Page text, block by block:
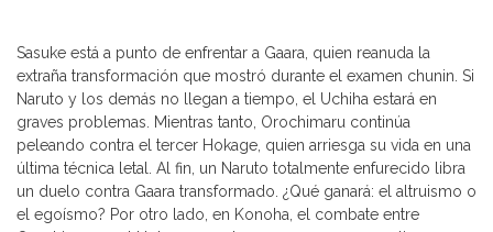
Sasuke está a punto de enfrentar a Gaara, quien reanuda la
extraña transformación que mostró durante el examen chunin. Si
Naruto y los demás no llegan a tiempo, el Uchiha estará en
graves problemas. Mientras tanto, Orochimaru continúa
peleando contra el tercer Hokage, quien arriesga su vida en una
última técnica letal. Al fin, un Naruto totalmente enfurecido libra
un duelo contra Gaara transformado. ¿Qué ganará: el altruismo o
el egoísmo? Por otro lado, en Konoha, el combate entre